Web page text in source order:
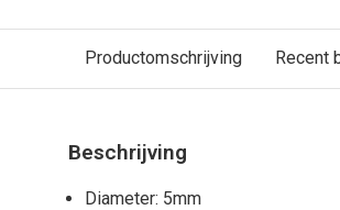
Productomschrijving Recent
Beschrijving
Diameter: 5mm